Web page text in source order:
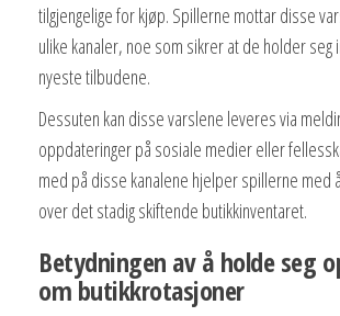
tilgjengelige for kjøp. Spillerne mottar disse
ulike kanaler, noe som sikrer at de holder
nyeste tilbudene.
Dessuten kan disse varslene leveres via
oppdateringer på sosiale medier eller
med på disse kanalene hjelper spillerne med
over det stadig skiftende butikkinventaret.
Betydningen av å holde seg
om butikkrotasjoner